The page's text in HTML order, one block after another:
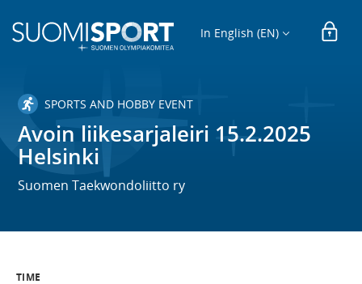
In English (EN)
SPORTS AND HOBBY EVENT
Avoin liikesarjaleiri 15.2.2025
Helsinki
Suomen Taekwondoliitto ry
TIME